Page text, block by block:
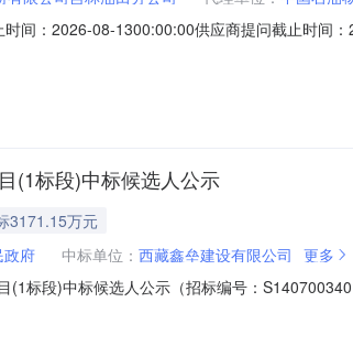
间：2026-08-1300:00:00供应商提问截止时间
油物资有限公司2026年8月7日目录第一章招标公
(1标段)中标候选人公示
3171.15万元
政府 中标单位： 西藏鑫垒建设有限公司 更多
(1标段)中标候选人公示（招标编号：
001南木林县乡镇周转房建设项目（150套）EPC